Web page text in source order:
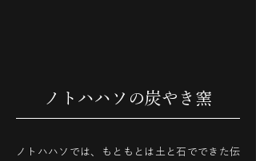
ノトハハソの炭やき窯
ノトハハソでは、もともとは土と石でできた伝